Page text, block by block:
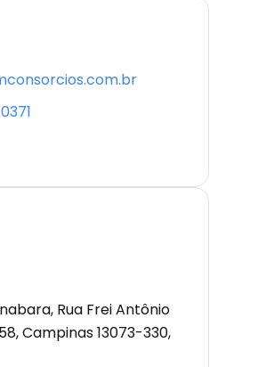
Rua Frei Antônio
Campinas 13073-330,